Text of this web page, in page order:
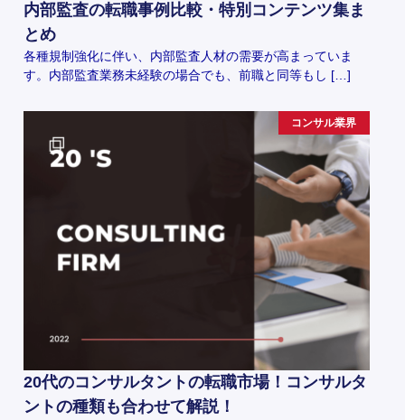
内部監査の転職事例比較・特別コンテンツ集ま
とめ
各種規制強化に伴い、内部監査人材の需要が高まっていま
す。内部監査業務未経験の場合でも、前職と同等もし […]
コンサル業界
20代のコンサルタントの転職市場！コンサルタ
ントの種類も合わせて解説！